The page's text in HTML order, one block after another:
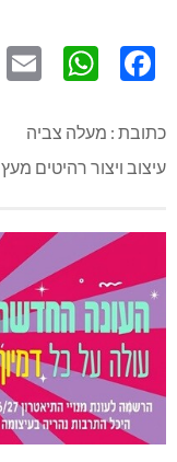
כתובת : מעלה צביה
עיצוב ויצור רהיטים מעץ